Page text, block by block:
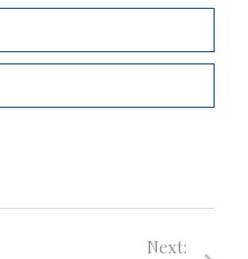
Next: